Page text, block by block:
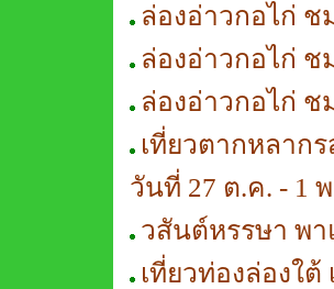
ล่องอ่าวกอไก่
ล่องอ่าวกอไก่
ล่องอ่าวกอไก่
เที่ยวตากหลาก
วันที่ 27 ต.ค. - 1
วสันต์หรรษา พา
เที่ยวท่องล่องใ